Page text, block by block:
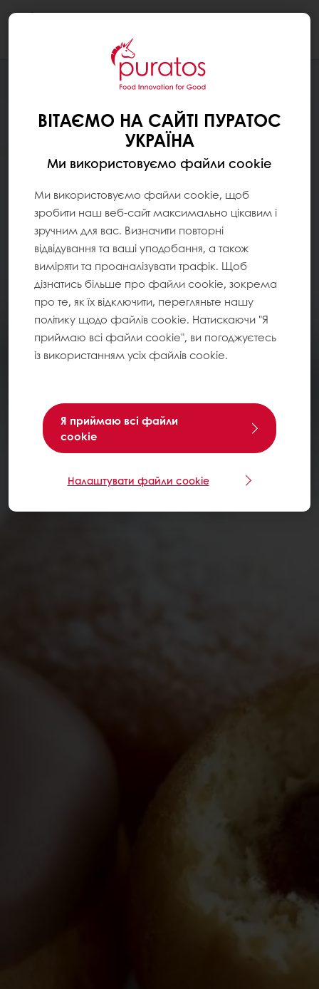
ВІТАЄМО НА САЙТІ ПУРАТОС
УКРАЇНА
Ми використовуємо файли cookie
Ми використовуємо файли cookie, щоб
зробити наш веб-сайт максимально цікавим і
зручним для вас. Визначити повторні
відвідування та ваші уподобання, а також
виміряти та проаналізувати трафік. Щоб
дізнатись більше про файли cookie, зокрема
про те, як їх відключити, перегляньте нашу
політику щодо файлів cookie. Натискаючи "Я
приймаю всі файли cookie", ви погоджуєтесь
із використанням усіх файлів cookie.
Я приймаю всі файли
cookie
Налаштувати файли cookie